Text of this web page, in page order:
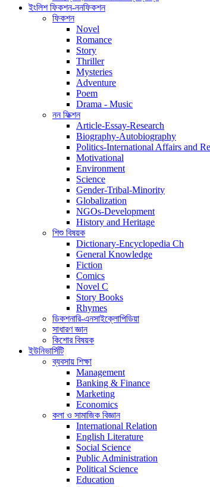
ইংলিশ ফিকশন-ননফিকশন
ফিকশন
Novel
Romance
Story
Thriller
Mysteries
Adventure
Poem
Drama - Music
নন ফিক্শন
Article-Essay-Research
Biography-Autobiography
Politics-International Affairs and
Motivational
Environment
Science
Gender-Tribal-Minority
Globalization
NGOs-Development
History and Heritage
শিশু বিষয়ক
Dictionary-Encyclopedia Ch
General Knowledge
Fiction
Comics
Novel C
Story Books
Rhymes
ডিকশনারি-এনসাইক্লোপিডিয়া
সাধারণ জ্ঞান
কিশোর বিষয়ক
ইউনিভার্সিটি
ব্যবসায় শিক্ষা
Management
Banking & Finance
Marketing
Economics
কলা ও সামাজিক বিজ্ঞান
International Relation
English Literature
Social Science
Public Administration
Political Science
Education